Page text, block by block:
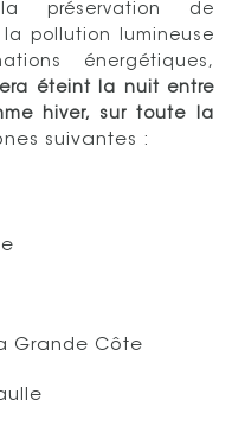
préservation de
la pollution lumineuse
énergétiques,
éteint la nuit entre
hiver, sur toute la
suivantes :
Grande Côte